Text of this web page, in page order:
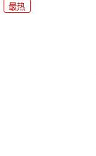
最热